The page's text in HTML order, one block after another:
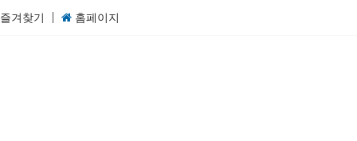
즐겨찾기 홈페이지